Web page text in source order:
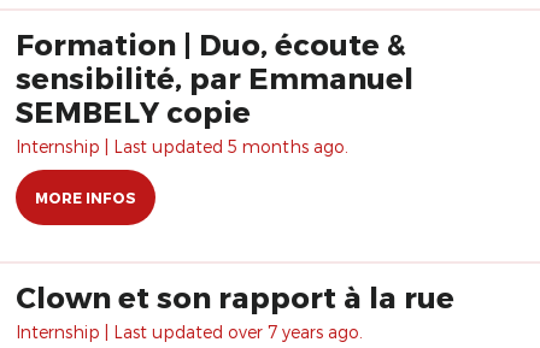
Formation | Duo, écoute &
sensibilité, par Emmanuel
SEMBELY copie
Internship | Last updated 5 months ago.
MORE INFOS
Clown et son rapport à la rue
Internship | Last updated over 7 years ago.